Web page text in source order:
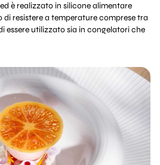
è realizzato in silicone alimentare
di resistere a temperature comprese tra
essere utilizzato sia in congelatori che